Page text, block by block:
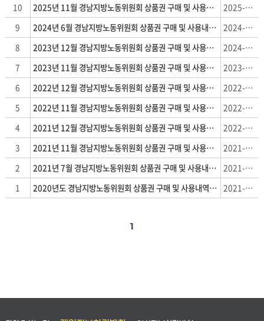
정
공
순
목,
10
2025년 11월 경남지방노동위원회 상품권 구매 및 사용내역 공개
2025-12-02
9
2024년 6월 경남지방노동위원회 상품권 구매 및 사용내역 공개
2024-06-12
8
2023년 12월 경남지방노동위원회 상품권 구매 및 사용내역 공개
2024-01-03
7
2023년 11월 경남지방노동위원회 상품권 구매 및 사용내역 공개
2023-12-06
6
2022년 12월 경남지방노동위원회 상품권 구매 및 사용내역 공개
2022-12-27
5
2022년 11월 경남지방노동위원회 상품권 구매 및 사용내역 공개
2022-12-27
4
2021년 12월 경남지방노동위원회 상품권 구매 및 사용내역 공개
2022-01-04
3
2021년 11월 경남지방노동위원회 상품권 구매 및 사용내역 공개
2021-11-11
2
2021년 7월 경남지방노동위원회 상품권 구매 및 사용내역 공개
2021-07-09
1
2020년도 경남지방노동위원회 상품권 구매 및 사용내역 공개 2021-02-16
1